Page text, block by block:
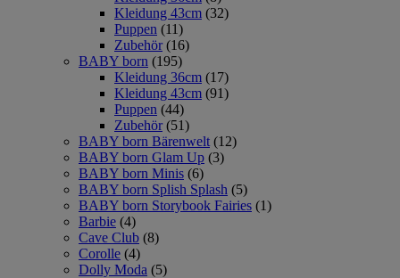
Kleidung 43cm (32)
Puppen (11)
Zubehör (16)
BABY born (195)
Kleidung 36cm (17)
Kleidung 43cm (91)
Puppen (44)
Zubehör (51)
BABY born Bärenwelt (12)
BABY born Glam Up (3)
BABY born Minis (6)
BABY born Splish Splash (5)
BABY born Storybook Fairies (1)
Barbie (4)
Cave Club (8)
Corolle (4)
Dolly Moda (5)